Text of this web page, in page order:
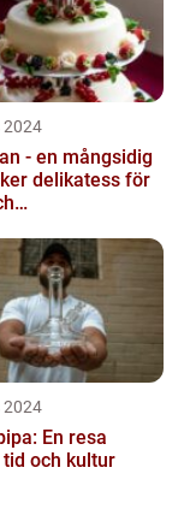
2024
- en mångsidig
delikatess för
2024
En resa
och kultur